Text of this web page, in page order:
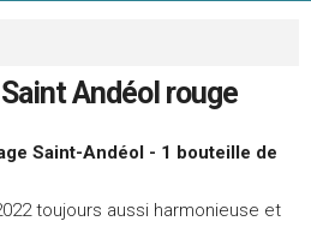
Andéol rouge
Saint-Andéol - 1 bouteille de
toujours aussi harmonieuse et